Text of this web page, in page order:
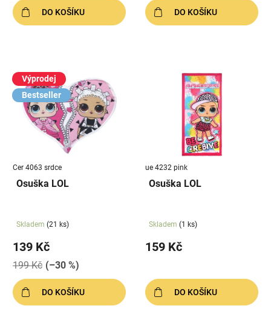
DO KOŠÍKU DO KOŠÍKU
Výprodej
Bestseller
Cer 4063 srdce
Osuška LOL
Skladem (21 ks)
139 Kč
199 Kč (–30 %)
DO KOŠÍKU
ue 4232 pink
Osuška LOL
Skladem (1 ks)
159 Kč
DO KOŠÍKU